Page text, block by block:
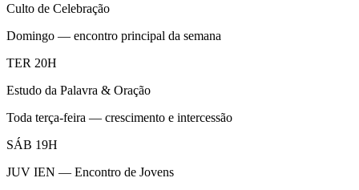
Culto de Celebração
Domingo — encontro principal da semana
TER 20H
Estudo da Palavra & Oração
Toda terça-feira — crescimento e intercessão
SÁB 19H
JUV IEN — Encontro de Jovens